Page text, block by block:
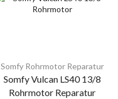
Somfy Rohrmotor Reparatur
Somfy Vulcan LS40 13/8
Rohrmotor Reparatur